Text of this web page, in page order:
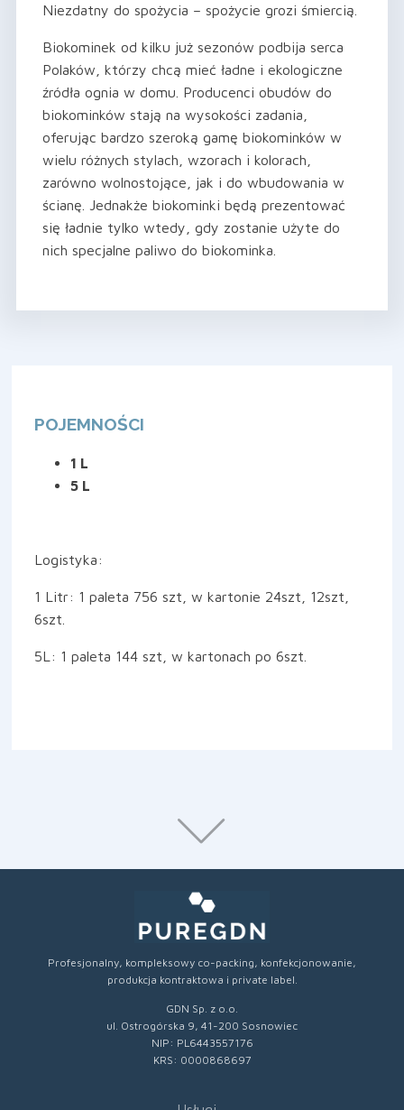
Niezdatny do spożycia – spożycie grozi śmiercią.
Biokominek od kilku już sezonów podbija serca
Polaków, którzy chcą mieć ładne i ekologiczne
źródła ognia w domu. Producenci obudów do
biokominków stają na wysokości zadania,
oferując bardzo szeroką gamę biokominków w
wielu różnych stylach, wzorach i kolorach,
zarówno wolnostojące, jak i do wbudowania w
ścianę. Jednakże biokominki będą prezentować
się ładnie tylko wtedy, gdy zostanie użyte do
nich specjalne paliwo do biokominka.
POJEMNOŚCI
1 L
5 L
Logistyka:
1 Litr: 1 paleta 756 szt, w kartonie 24szt, 12szt,
6szt.
5L: 1 paleta 144 szt, w kartonach po 6szt.
Profesjonalny, kompleksowy co-packing, konfekcjonowanie,
produkcja kontraktowa i private label.
GDN Sp. z o.o.
ul. Ostrogórska 9, 41-200 Sosnowiec
NIP: PL6443557176
KRS: 0000868697